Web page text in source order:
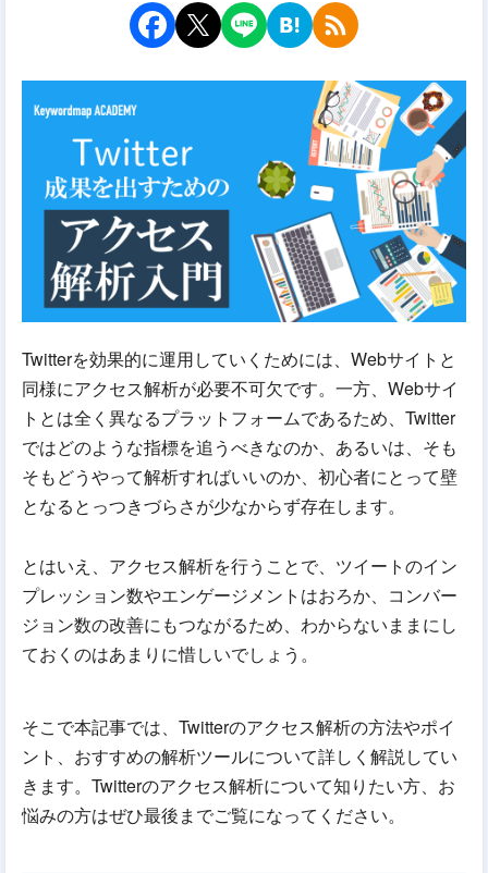
Twitterを効果的に運用していくためには、Webサイトと
同様にアクセス解析が必要不可欠です。一方、Webサイ
トとは全く異なるプラットフォームであるため、Twitter
ではどのような指標を追うべきなのか、あるいは、そも
そもどうやって解析すればいいのか、初心者にとって壁
となるとっつきづらさが少なからず存在します。
とはいえ、アクセス解析を行うことで、ツイートのイン
プレッション数やエンゲージメントはおろか、コンバー
ジョン数の改善にもつながるため、わからないままにし
ておくのはあまりに惜しいでしょう。
そこで本記事では、Twitterのアクセス解析の方法やポイ
ント、おすすめの解析ツールについて詳しく解説してい
きます。Twitterのアクセス解析について知りたい方、お
悩みの方はぜひ最後までご覧になってください。